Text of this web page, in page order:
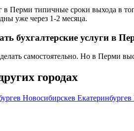
в Перми типичные сроки выхода в
уже через 1-2 месяца.
бухгалтерские услуги в
самостоятельно. Но в Перми
городах
в Новосибирскев Екатеринбургев